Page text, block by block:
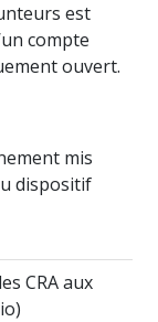
est
compte
ouvert.
mis
dispositif
CRA aux
)